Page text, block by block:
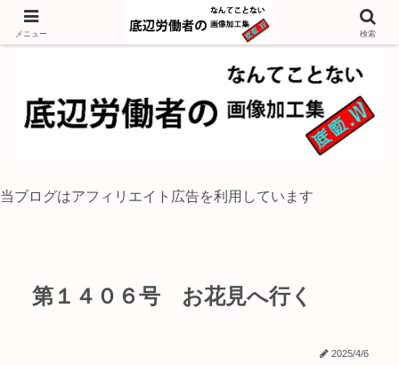
独身底辺おじさんが風景写真をイラスト風に加工するブログ
当ブログはアフィリエイト広告を利用しています
第１４０６号 お花見へ行く
2025/4/6
メニュー 検索